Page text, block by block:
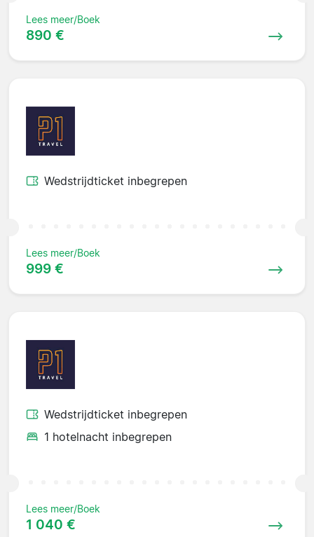
Lees meer/Boek
890 €
Wedstrijdticket inbegrepen
Lees meer/Boek
999 €
Wedstrijdticket inbegrepen
1 hotelnacht inbegrepen
Lees meer/Boek
1 040 €